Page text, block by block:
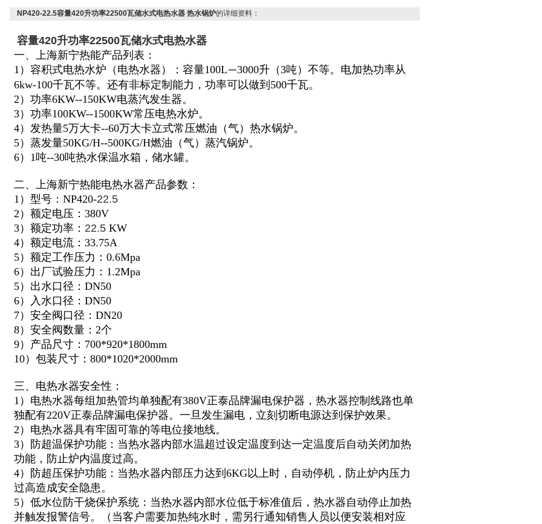
NP420-22.5容量420升功率22500瓦储水式电热水器 热水锅炉的详细资料：
容量420升功率22500瓦储水式电热水器
一、上海新宁热能产品列表：
1）容积式电热水炉（电热水器）：容量100L—3000升（3吨）不等。电加热功率从
6kw-100千瓦不等。还有非标定制能力，功率可以做到500千瓦。
2）功率6KW--150KW电蒸汽发生器。
3）功率100KW--1500KW常压电热水炉。
4）发热量5万大卡--60万大卡立式常压燃油（气）热水锅炉。
5）蒸发量50KG/H--500KG/H燃油（气）蒸汽锅炉。
6）1吨--30吨热水保温水箱，储水罐。
二、上海新宁热能电热水器产品参数：
1）型号：NP420-22.5
2）额定电压：380V
3）额定功率： 22.5 KW
4）额定电流：33.75A
5）额定工作压力：0.6Mpa
6）出厂试验压力：1.2Mpa
5）出水口径：DN50
6）入水口径：DN50
7）安全阀口径：DN20
8）安全阀数量：2个
9）产品尺寸：700*920*1800mm
10）包装尺寸：800*1020*2000mm
三、电热水器安全性：
1）电热水器每组加热管均单独配有380V正泰品牌漏电保护器，热水器控制线路也单
独配有220V正泰品牌漏电保护器。一旦发生漏电，立刻切断电源达到保护效果。
2）电热水器具有牢固可靠的等电位接地线。
3）防超温保护功能：当热水器内部水温超过设定温度到达一定温度后自动关闭加热
功能，防止炉内温度过高。
4）防超压保护功能：当热水器内部压力达到6KG以上时，自动停机，防止炉内压力
过高造成安全隐患。
5）低水位防干烧保护系统：当热水器内部水位低于标准值后，热水器自动停止加热
并触发报警信号。（当客户需要加热纯水时，需另行通知销售人员以便安装相对应